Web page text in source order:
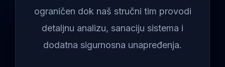
ograničen dok naš stručni tim provodi
detaljnu analizu, sanaciju sistema i
dodatna sigurnosna unapređenja.